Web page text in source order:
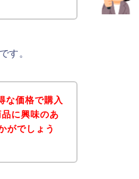
す。
な価格で購入
に興味のあ
がでしょう